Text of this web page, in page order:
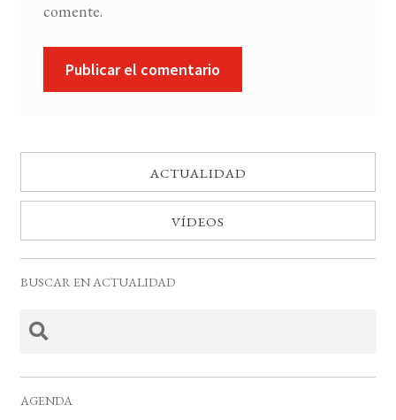
comente.
ACTUALIDAD
VÍDEOS
BUSCAR EN ACTUALIDAD
AGENDA